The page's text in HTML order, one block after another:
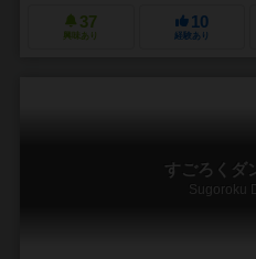
37
興味あり
10
経験あり
すごろくダ
Sugoroku